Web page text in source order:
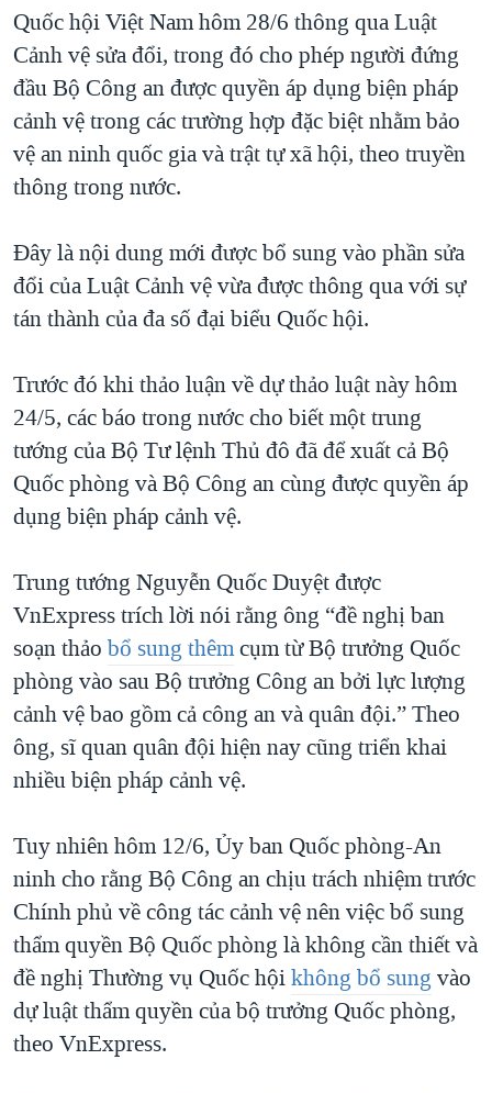
CÁC GIÁ TRỊ CỘNG HÒA Ở VIỆT NAM
THƯỢNG ĐỈNH TRUMP-KIM TẠI VIỆT NAM
TRỊNH VĨNH BÌNH VS. CHÍNH PHỦ VIỆT NAM
NGƯ DÂN VIỆT VÀ LÀN SÓNG TRỘM HẢI SÂM
BÊN KIA QUỐC LỘ: TIẾNG VỌNG TỪ NÔNG THÔN MỸ
Quốc hội Việt Nam hôm 28/6 thông qua Luật
Cảnh vệ sửa đổi, trong đó cho phép người đứng
đầu Bộ Công an được quyền áp dụng biện pháp
cảnh vệ trong các trường hợp đặc biệt nhằm bảo
vệ an ninh quốc gia và trật tự xã hội, theo truyền
thông trong nước.
Đây là nội dung mới được bổ sung vào phần sửa
đổi của Luật Cảnh vệ vừa được thông qua với sự
tán thành của đa số đại biểu Quốc hội.
Trước đó khi thảo luận về dự thảo luật này hôm
24/5, các báo trong nước cho biết một trung
tướng của Bộ Tư lệnh Thủ đô đã để xuất cả Bộ
Quốc phòng và Bộ Công an cùng được quyền áp
dụng biện pháp cảnh vệ.
Trung tướng Nguyễn Quốc Duyệt được
VnExpress trích lời nói rằng ông “đề nghị ban
soạn thảo bổ sung thêmcụm từ Bộ trưởng Quốc
phòng vào sau Bộ trưởng Công an bởi lực lượng
cảnh vệ bao gồm cả công an và quân đội.” Theo
ông, sĩ quan quân đội hiện nay cũng triển khai
nhiều biện pháp cảnh vệ.
Tuy nhiên hôm 12/6, Ủy ban Quốc phòng-An
ninh cho rằng Bộ Công an chịu trách nhiệm trước
Chính phủ về công tác cảnh vệ nên việc bổ sung
thẩm quyền Bộ Quốc phòng là không cần thiết và
đề nghị Thường vụ Quốc hộikhông bổ sung vào
dự luật thẩm quyền của bộ trưởng Quốc phòng,
theo VnExpress.